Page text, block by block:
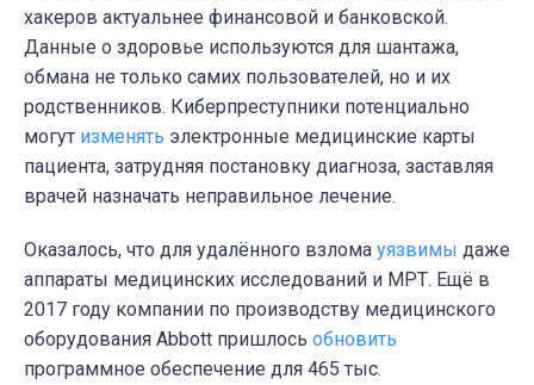
хакеров актуальнее финансовой и банковской.
Данные о здоровье используются для шантажа,
обмана не только самих пользователей, но и их
родственников. Киберпреступники потенциально
могут изменять электронные медицинские карты
пациента, затрудняя постановку диагноза, заставляя
врачей назначать неправильное лечение.
Оказалось, что для удалённого взлома уязвимы даже
аппараты медицинских исследований и МРТ. Ещё в
2017 году компании по производству медицинского
оборудования Abbott пришлось обновить
программное обеспечение для 465 тыс.